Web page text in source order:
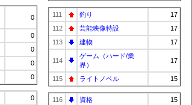
0
0
0
0
0
0
111 釣り
17
112
芸能映像特設
17
113
建物 17
114
ゲーム（ハード/業
界）
17
115 ライトノベル 15
116 資格
15